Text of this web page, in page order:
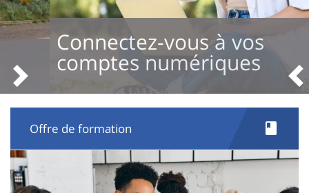
de
l'université
d'Orléans
Connectez-vous à vos
comptes numériques
Offre de formation
Image